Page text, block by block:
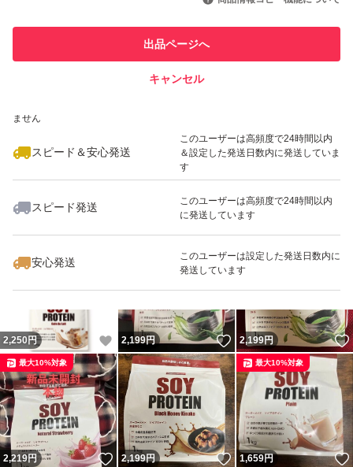
での取引実績があります
ません
スピード＆安心発送
このユーザーは高頻度で24時間以内
＆設定した発送日数内に発送していま
す
スピード発送
このユーザーは高頻度で24時間以内
に発送しています
安心発送
このユーザーは設定した発送日数内に
発送しています
出品ページへ
キャンセル
いいね！
2,280
2,250 円 いいね！
2,199円 いいね！
2,199円
2,219円 いいね！
最大10%対象
2,199円 いいね！
1,659円
最大10%対象